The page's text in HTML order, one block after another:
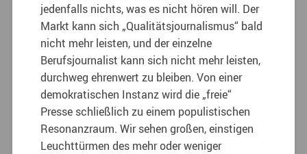
jedenfalls nichts, was es nicht hören will. Der
Markt kann sich „Qualitätsjournalismus“ bald
nicht mehr leisten, und der einzelne
Berufsjournalist kann sich nicht mehr leisten,
durchweg ehrenwert zu bleiben. Von einer
demokratischen Instanz wird die „freie“
Presse schließlich zu einem populistischen
Resonanzraum. Wir sehen großen, einstigen
Leuchttürmen des mehr oder weniger